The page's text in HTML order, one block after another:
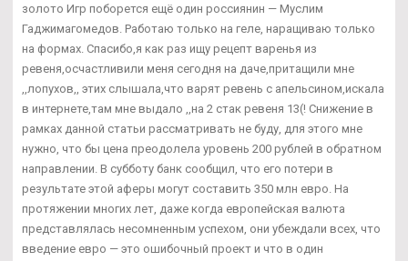
золото Игр поборется ещё один россиянин — Муслим
Гаджимагомедов. Работаю только на геле, наращиваю только
на формах. Спасибо,я как раз ищу рецепт варенья из
ревеня,осчастливили меня сегодня на даче,притащили мне
,,лопухов,, этих слышала,что варят ревень с апельсином,искала
в интернете,там мне выдало ,,на 2 стак ревеня 13(! Снижение в
рамках данной статьи рассматривать не буду, для этого мне
нужно, что бы цена преодолела уровень 200 рублей в обратном
направлении. В субботу банк сообщил, что его потери в
результате этой аферы могут составить 350 млн евро. На
протяжении многих лет, даже когда европейская валюта
представлялась несомненным успехом, они убеждали всех, что
введение евро — это ошибочный проект и что в один